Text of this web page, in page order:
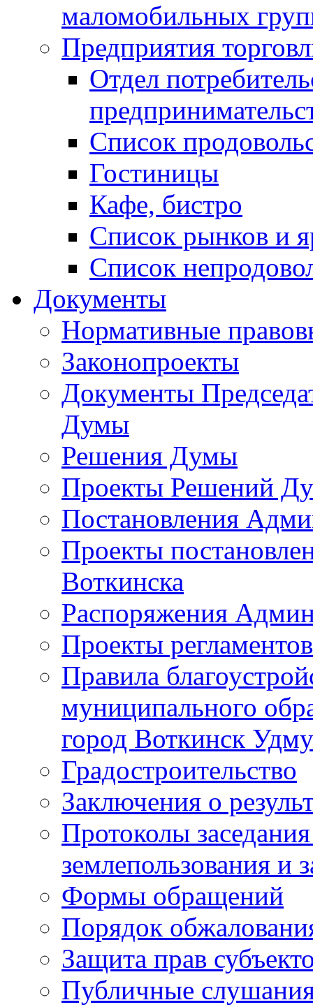
маломобильных
Предприятия
Отдел
Список
Гостиницы
Кафе, бистро
Cписок рынков и
Список
Документы
Нормативные
Законопроекты
Документы
Думы
Решения Думы
Проекты Решений
Постановления
Проекты
Воткинска
Распоряжения
Проекты
Правила
муниципального
город Воткинск
Градостроительство
Заключения о
Протоколы
землепользования и
Формы обращений
Порядок
Защита прав
Публичные